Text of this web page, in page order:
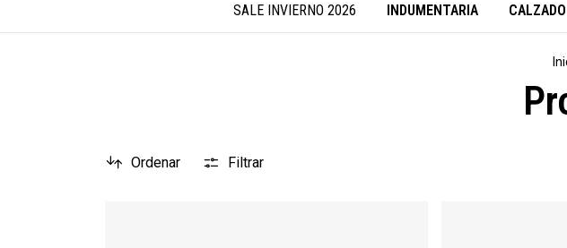
SALE INVIERNO 2026 INDUMENTARIA CALZADO
Ordenar Filtrar